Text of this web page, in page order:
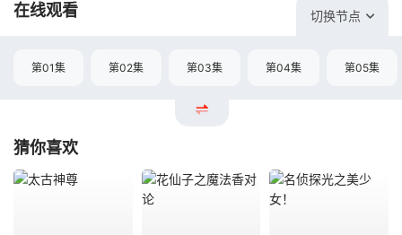
在线观看 切换节点
第01集 第02集 第03集 第04集 第05集
猜你喜欢